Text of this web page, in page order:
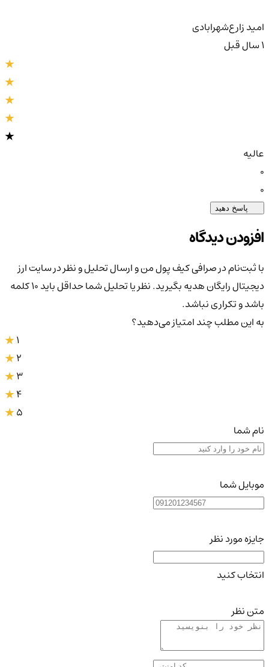
امید زارع‌شهر‌ابادی
عالیه
پاسخ دهید
افزودن دیدگاه
با ثبت‌نام در صرافی کیف پول من و ارسال تحلیل و نظر در سایت ارز
دیجیتال رایگان هدیه بگیرید. نظر یا تحلیل شما حداقل باید ۱۰ کلمه
باشد و تکراری نباشد.
به این مطلب چند امتیاز می‌دهید؟
3
4
5
نام شما
موبایل شما
جایزه مورد نظر
انتخاب کنید
متن نظر